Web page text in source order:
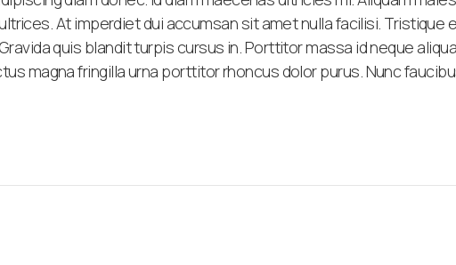
At imperdiet dui accumsan sit amet nulla facilisi.
quis blandit turpis cursus in. Porttitor massa id neque
magna fringilla urna porttitor rhoncus dolor purus. Nunc